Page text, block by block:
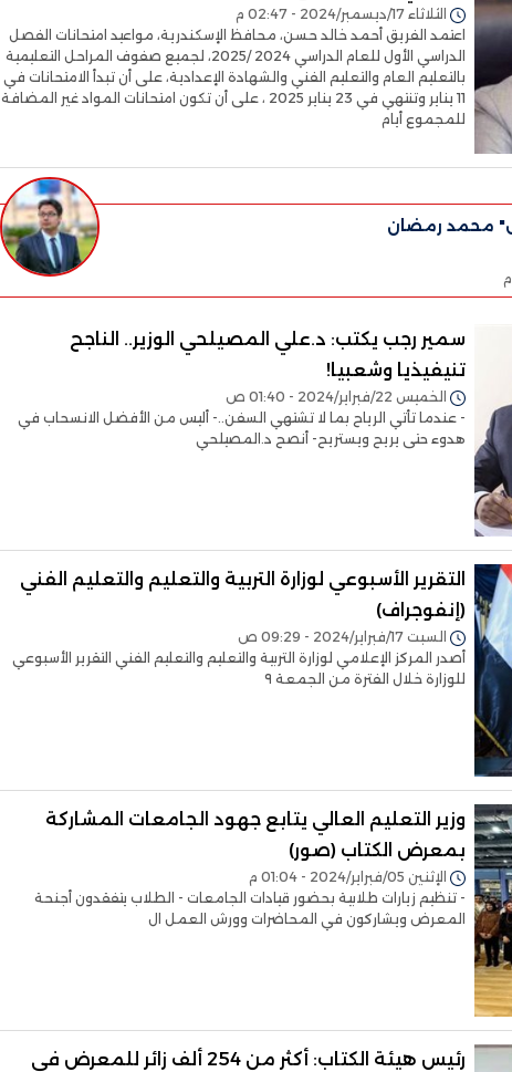
الثلاثاء 17/ديسمبر/2024 - 02:47 م
اعتمد الفريق أحمد خالد حسن، محافظ الإسكندرية، مواعيد امتحانات الفصل
الدراسي الأول للعام الدراسي 2024 /2025، لجميع صفوف المراحل التعليمية
بالتعليم العام والتعليم الفني والشهادة الإعدادية، على أن تبدأ الامتحانات في
11 يناير وتنتهي في 23 يناير 2025 ، على أن تكون امتحانات المواد غير المضافة
للمجموع أيام
محمد رمضان
سمير رجب يكتب: د.علي المصيلحي الوزير.. الناجح
تنيفيذيا وشعبيا!
الخميس 22/فبراير/2024 - 01:40 ص
- عندما تأتي الرياح بما لا تشتهي السفن..- أليس من الأفضل الانسحاب في
هدوء حتى يريح ويستريح- أنصح د.المصيلحي
التقرير الأسبوعي لوزارة التربية والتعليم والتعليم الفني
(إنفوجراف)
السبت 17/فبراير/2024 - 09:29 ص
أصدر المركز الإعلامي لوزارة التربية والتعليم والتعليم الفني التقرير الأسبوعي
للوزارة خلال الفترة من الجمعة ٩
وزير التعليم العالي يتابع جهود الجامعات المشاركة
بمعرض الكتاب (صور)
الإثنين 05/فبراير/2024 - 01:04 م
- تنظيم زيارات طلابية بحضور قيادات الجامعات - الطلاب يتفقدون أجنحة
المعرض ويشاركون في المحاضرات وورش العمل ال
رئيس هيئة الكتاب: أكثر من 254 ألف زائر للمعرض في